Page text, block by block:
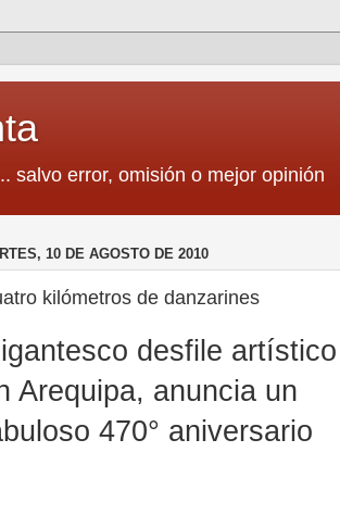
salvo error, omisión o mejor opinión
10 DE AGOSTO DE 2010
kilómetros de danzarines
desfile artístico
Arequipa, anuncia un
470° aniversario